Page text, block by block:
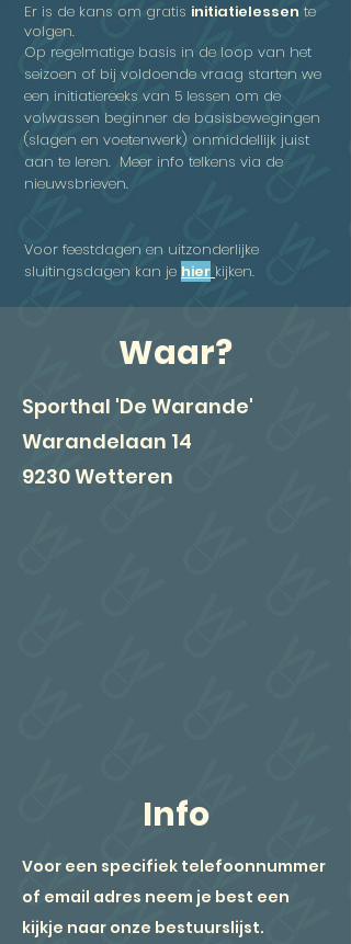
Er is de kans om gratis initiatielessen te
volgen.
Op regelmatige basis in de loop van het
seizoen of bij voldoende vraag starten we
een initiatiereeks van 5 lessen om de
volwassen beginner de basisbewegingen
(slagen en voetenwerk) onmiddellijk juist
aan te leren. Meer info telkens via de
nieuwsbrieven.
Voor feestdagen en uitzonderlijke
sluitingsdagen kan je hier kijken.
Waar?
Sporthal 'De Warande'
Warandelaan 14
9230 Wetteren
Info
Voor een specifiek telefoonnummer
of email adres neem je best een
kijkje naar onze bestuurslijst.